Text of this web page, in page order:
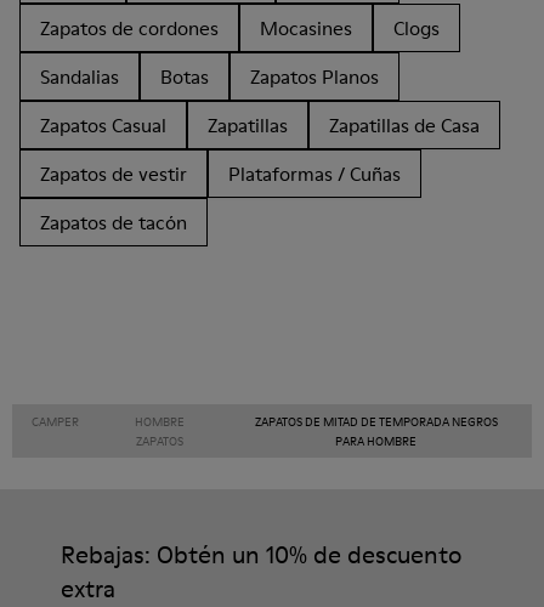
Zapatos de cordones
Mocasines
Clogs
Sandalias
Botas
Zapatos Planos
Zapatos Casual
Zapatillas
Zapatillas de Casa
Zapatos de vestir
Plataformas / Cuñas
Zapatos de tacón
CAMPER
HOMBRE
ZAPATOS
ZAPATOS DE MITAD DE TEMPORADA NEGROS
PARA HOMBRE
Rebajas: Obtén un 10% de descuento
extra